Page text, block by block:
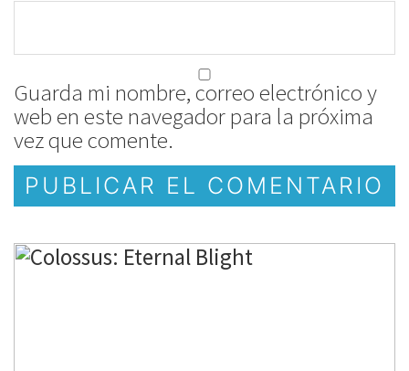
Guarda mi nombre, correo electrónico y
web en este navegador para la próxima
vez que comente.